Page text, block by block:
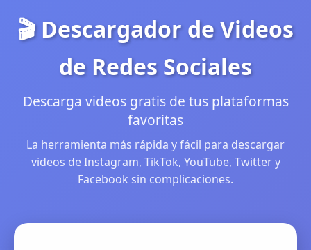
🎬 Descargador de Videos
de Redes Sociales
Descarga videos gratis de tus plataformas
favoritas
La herramienta más rápida y fácil para descargar
videos de Instagram, TikTok, YouTube, Twitter y
Facebook sin complicaciones.